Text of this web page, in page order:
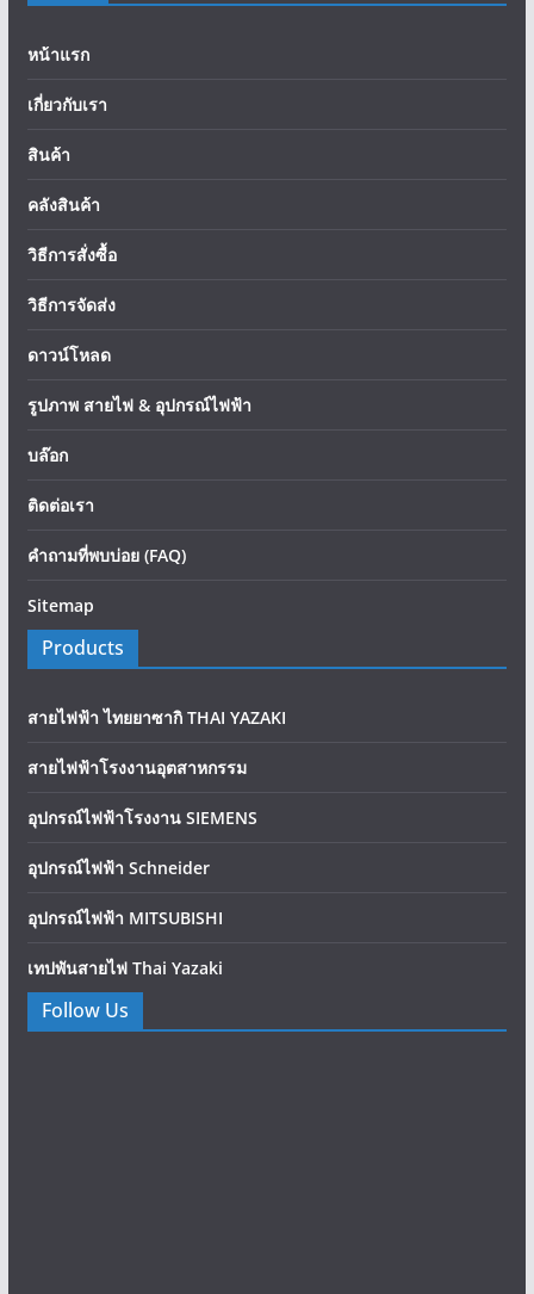
หน้าแรก
เกี่ยวกับเรา
สินค้า
คลังสินค้า
วิธีการสั่งซื้อ
วิธีการจัดส่ง
ดาวน์โหลด
รูปภาพ สายไฟ & อุปกรณ์ไฟฟ้า
บล๊อก
ติดต่อเรา
คำถามที่พบบ่อย (FAQ)
Sitemap
Products
สายไฟฟ้า ไทยยาซากิ THAI YAZAKI
สายไฟฟ้าโรงงานอุตสาหกรรม
อุปกรณ์ไฟฟ้าโรงงาน SIEMENS
อุปกรณ์ไฟฟ้า Schneider
อุปกรณ์ไฟฟ้า MITSUBISHI
เทปพันสายไฟ Thai Yazaki
Follow Us